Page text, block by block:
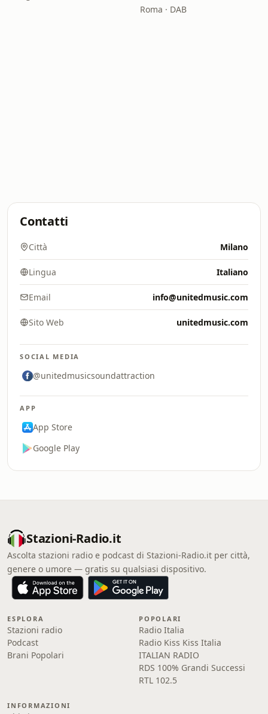
Roma · DAB
Contatti
Città Milano
Lingua Italiano
Email info@unitedmusic.com
Sito Web unitedmusic.com
SOCIAL MEDIA
@unitedmusicsoundattraction
APP
App Store
Google Play
Stazioni-Radio.it
Ascolta stazioni radio e podcast di Stazioni-Radio.it per città,
genere o umore — gratis su qualsiasi dispositivo.
ESPLORA
Stazioni radio
Podcast
Brani Popolari
POPOLARI
Radio Italia
Radio Kiss Kiss Italia
ITALIAN RADIO
RDS 100% Grandi Successi
RTL 102.5
INFORMAZIONI